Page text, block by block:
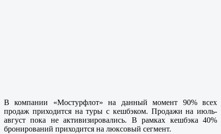
В компании «Мостурфлот» на данный момент 90% всех
продаж приходится на туры с кешбэком. Продажи на июль-
август пока не активизировались. В рамках кешбэка 40%
бронирований приходится на люксовый сегмент.